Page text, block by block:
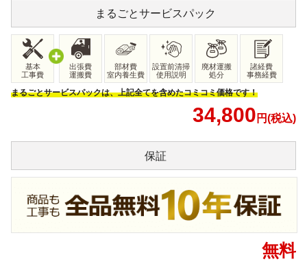
まるごとサービスパック
基本
工事費
出張費
運搬費
部材費
室内養生費
設置前清掃
使用説明
廃材運搬
処分
諸経費
事務経費
まるごとサービスパックは、上記全てを含めたコミコミ価格です！
34,800 円(税込)
保証
無料